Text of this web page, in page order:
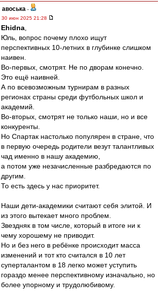
авоська -
30 июн 2025 21:28
Ehidna
Юль, вопрос почему плохо ищут
перспективных 10-летних в глубинке слишком
наивен.
Во-первых, смотрят. Не по дворам конечно.
Это ещё наивней.
А по всевозможным турнирам в разных
регионах страны среди футбольных школ и
академий.
Во-вторых, смотрят не только наши, но и все
конкуренты.
Но Спартак настолько популярен в стране, что
в первую очередь родители везут талантливых
чад именно в нашу академию,
а потом уже незачисленные разбредаются по
другим.
То есть здесь у нас приоритет.
Наши дети-академики считают себя элитой. И
из этого вытекает много проблем.
Звездняк в том числе, который в итоге ни к
чему хорошему не приводит.
Но и без него в ребёнке происходит масса
изменений и тот кто считался в 10 лет
суперталантом в 18 легко может уступить
гораздо менее перспективному изначально, но
более упорному и трудолюбивому.